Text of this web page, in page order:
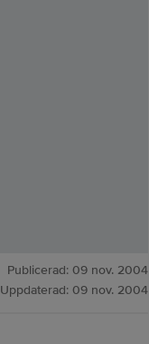
Publicerad: 09 nov. 2004
Uppdaterad: 09 nov. 2004